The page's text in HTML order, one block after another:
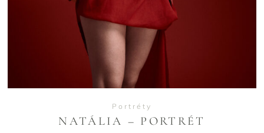
NATÁLIA – PORTRÉT
Portréty